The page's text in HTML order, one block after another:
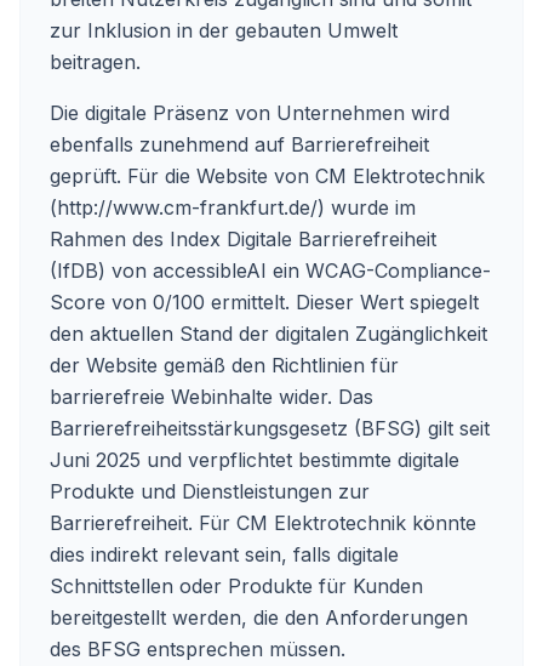
zur Inklusion in der gebauten Umwelt
beitragen.
Die digitale Präsenz von Unternehmen wird
ebenfalls zunehmend auf Barrierefreiheit
geprüft. Für die Website von CM Elektrotechnik
(http://www.cm-frankfurt.de/) wurde im
Rahmen des Index Digitale Barrierefreiheit
(IfDB) von accessibleAI ein WCAG-Compliance-
Score von 0/100 ermittelt. Dieser Wert spiegelt
den aktuellen Stand der digitalen Zugänglichkeit
der Website gemäß den Richtlinien für
barrierefreie Webinhalte wider. Das
Barrierefreiheitsstärkungsgesetz (BFSG) gilt seit
Juni 2025 und verpflichtet bestimmte digitale
Produkte und Dienstleistungen zur
Barrierefreiheit. Für CM Elektrotechnik könnte
dies indirekt relevant sein, falls digitale
Schnittstellen oder Produkte für Kunden
bereitgestellt werden, die den Anforderungen
des BFSG entsprechen müssen.